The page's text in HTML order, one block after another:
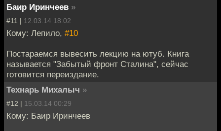
Баир Иринчеев »
#11 | 12.03.14 18:02
Кому: Лепило, #10
Постараемся вывесить лекцию на ютуб. Книга
называется "Забытый фронт Сталина", сейчас
готовится переиздание.
Технарь Михалыч »
#12 | 15.03.14 00:29
Кому: Баир Иринчеев